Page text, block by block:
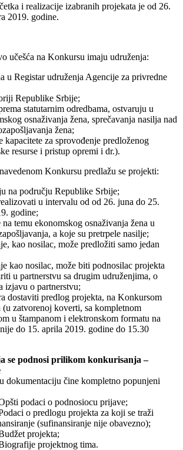
i realizacije izabranih projekata je od 26.
2019. godine.
učešća na Konkursu imaju udruženja:
u Registar udruženja Agencije za privredne
Republike Srbije;
statutarnim odredbama, ostvaruju u
osnaživanja žena, sprečavanja nasilja nad
žena;
kapacitete za sprovođenje predloženog
resurse i pristup opremi i dr.).
Konkursu predlažu se projekti:
na području Republike Srbije;
u intervalu od od 26. juna do 25.
godine;
temu ekonomskog osnaživanja žena u
a koje su pretrpele nasilje;
kao nosilac, može predložiti samo jedan
kao nosilac, može biti podnosilac projekta
u partnerstvu sa drugim udruženjima, o
izjavu o partnerstvu;
dostaviti predlog projekta, na Konkursom
zatvorenoj koverti, sa kompletnom
u štampanom i elektronskom formatu na
do 15. aprila 2019. godine do 15.30
se podnosi prilikom konkurisanja –
dokumentaciju čine kompletno popunjeni
podaci o podnosiocu prijave;
o predlogu projekta za koji se traži
(sufinansiranje nije obavezno);
projekta;
projektnog tima.